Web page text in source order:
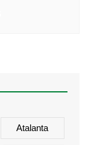
Atalanta